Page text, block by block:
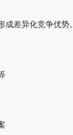
差异化竞争优势。